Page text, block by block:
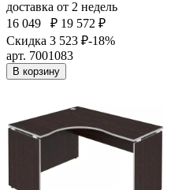
доставка от 2 недель
16 049
₽ 19 572 ₽
Скидка 3 523 ₽-18%
арт. 7001083
В корзину